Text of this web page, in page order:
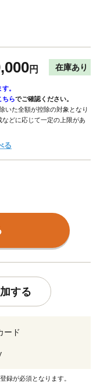
円 在庫あり
。
ちらでご確認ください。
いた全額が控除の対象となり
どに応じて一定の上限があ
る
する
ード
録が必須となります。